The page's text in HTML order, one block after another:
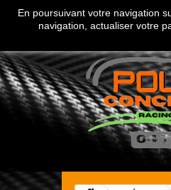
Appelez-nous au :04
En poursuivant votre navigation
navigation, actualiser votre